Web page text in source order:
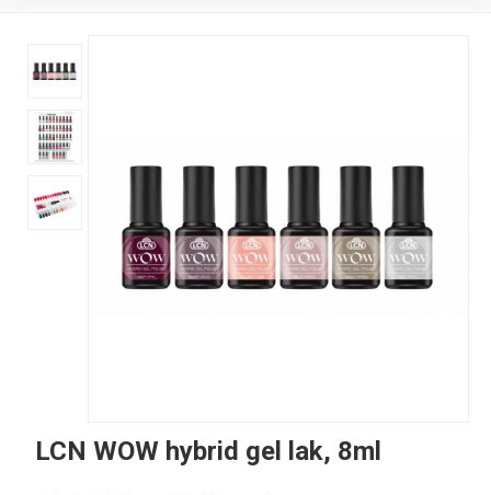
LCN WOW hybrid gel lak, 8ml